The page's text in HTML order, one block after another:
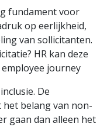
fundament voor
op eerlijkheid,
van sollicitanten.
HR kan deze
journey
De
belang van non-
gaan dan alleen het